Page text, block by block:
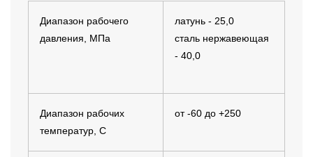
Диапазон рабочего
давления, МПа
латунь - 25,0
сталь нержавеющая
- 40,0
Диапазон рабочих
температур, С
от -60 до +250